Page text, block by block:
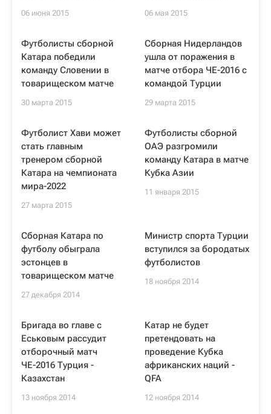
06 июня 2015 06 мая 2015
Футболисты сборной
Катара победили
команду Словении в
товарищеском матче
30 марта 2015
Сборная Нидерландов
ушла от поражения в
матче отбора ЧЕ-2016 с
командой Турции
29 марта 2015
Футболист Хави может
стать главным
тренером сборной
Катара на чемпионата
мира-2022
27 марта 2015
Футболисты сборной
ОАЭ разгромили
команду Катара в матче
Кубка Азии
11 января 2015
Сборная Катара по
футболу обыграла
эстонцев в
товарищеском матче
27 декабря 2014
Министр спорта Турции
вступился за бородатых
футболистов
18 ноября 2014
Бригада во главе с
Еськовым рассудит
отборочный матч
ЧЕ-2016 Турция -
Казахстан
13 ноября 2014
Катар не будет
претендовать на
проведение Кубка
африканских наций -
QFA
12 ноября 2014